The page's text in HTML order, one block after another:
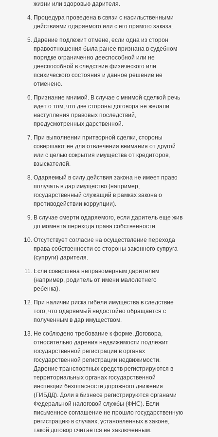
жизни или здоровью дарителя.
Процедура проведена в связи с насильственными
действиями одаряемого или с его прямого заказа.
Дарение подлежит отмене, если одна из сторон
правоотношения была ранее признана в судебном
порядке ограниченно дееспособной или не
дееспособной в следствие физического или
психического состояния и данное решение не
отменено.
Признание мнимой. В случае с мнимой сделкой речь
идет о том, что две стороны договора не желали
наступления правовых последствий,
предусмотренных дарственной.
При выполнении притворной сделки, стороны
совершают ее для отвлечения внимания от другой
или с целью сокрытия имущества от кредиторов,
взыскателей.
Одаряемый в силу действия закона не имеет право
получать в дар имущество (например,
государственный служащий в рамках закона о
противодействии коррупции).
В случае смерти одаряемого, если даритель еще жив
до момента перехода права собственности.
Отсутствует согласие на осуществление перехода
права собственности со стороны законного супруга
(супруги) дарителя.
Если совершена неправомерным дарителем
(например, родитель от имени малолетнего
ребенка).
При наличии риска гибели имущества в следствие
того, что одаряемый недостойно обращается с
полученным в дар имуществом.
Не соблюдено требование к форме. Договора,
относительно дарения недвижимости подлежит
государственной регистрации в органах
государственной регистрации недвижимости.
Дарение транспортных средств регистрируются в
территориальных органах государственной
инспекции безопасности дорожного движения
(ГИБДД). Доли в бизнесе регистрируются органами
Федеральной налоговой службы (ФНС). Если
письменное соглашение не прошло государственную
регистрацию в случаях, установленных в законе,
такой договор считается не заключенным.